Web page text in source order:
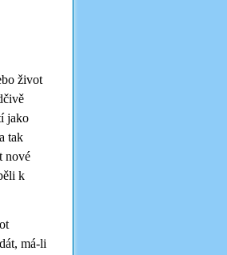
život
jako
tak
nové
k
má-li